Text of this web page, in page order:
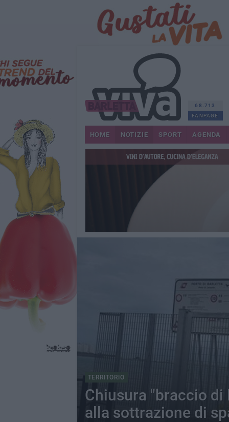
68.713
FANPAGE
HOME NOTIZIE SPORT AGENDA
TERRITORIO
Chiusura "braccio di
alla sottrazione di